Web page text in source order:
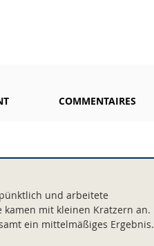
COMMENTAIRES
und arbeitete
mit kleinen Kratzern an.
ein mittelmäßiges Ergebnis.